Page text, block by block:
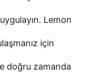
Lemon
için
doğru zamanda